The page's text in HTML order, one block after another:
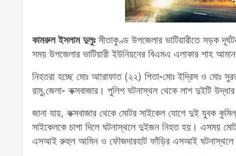
কামরুল ইসলাম দুলুঃসীতাকুণ্ড উপজেলার ভাটিয়ারীতে সড়ক
সময় উপজেলার ভাটিয়ারী ইউনিয়নের বিএমএ এলাকার শাহ
নিহতরা হচ্ছে মোঃ আারাফাত (২২) পিতা-মোঃ ইদ্রিস ও মোঃ
রামু,জেলা- কক্সবাজার। পুলিশ ঘটনাস্থল থেকে লাশ দুইটি
জানা যায়, কক্সবাজার থেকে মোটর সাইকেল যোগে দুই যুবক
সাইকেলকে চাপা দিলে ঘটনাস্থলে দুইজন নিহত হয়। এসময়
এসআই রুহুল আমিন ও ফৌজদারহাট ফাঁড়ির এসআই ঘটনাস্থলে